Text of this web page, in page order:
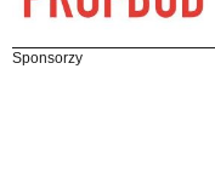
Sponsorzy